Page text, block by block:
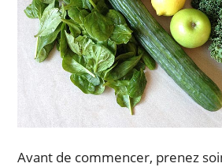
Avant de commencer, prenez